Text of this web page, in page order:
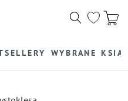
WYBRANE